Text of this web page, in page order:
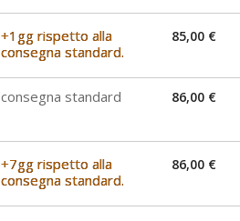
+1gg rispetto alla
consegna standard.
85,00 €
consegna standard 86,00 €
+7gg rispetto alla
consegna standard.
86,00 €